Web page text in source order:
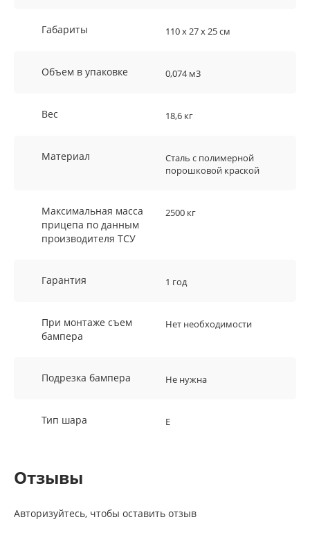
Габариты 110 x 27 x 25 см
Объем в упаковке 0,074 м3
Вес 18,6 кг
Материал
Сталь с полимерной
порошковой краской
Максимальная масса
прицепа по данным
производителя ТСУ
2500 кг
Гарантия 1 год
При монтаже съем
бампера
Нет необходимости
Подрезка бампера Не нужна
Тип шара E
Отзывы
Авторизуйтесь, чтобы оставить отзыв